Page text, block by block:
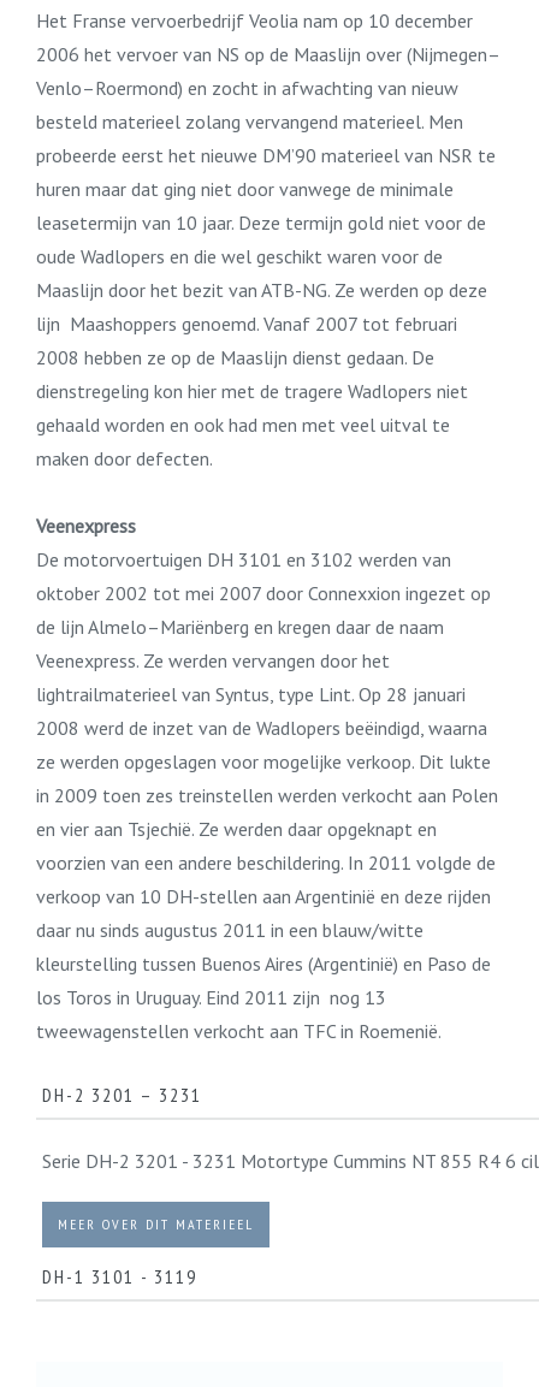
Het Franse vervoerbedrijf Veolia nam op 10 december
2006 het vervoer van NS op de Maaslijn over (Nijmegen–
Venlo–Roermond) en zocht in afwachting van nieuw
besteld materieel zolang vervangend materieel. Men
probeerde eerst het nieuwe DM’90 materieel van NSR te
huren maar dat ging niet door vanwege de minimale
leasetermijn van 10 jaar. Deze termijn gold niet voor de
oude Wadlopers en die wel geschikt waren voor de
Maaslijn door het bezit van ATB-NG. Ze werden op deze
lijn Maashoppers genoemd. Vanaf 2007 tot februari
2008 hebben ze op de Maaslijn dienst gedaan. De
dienstregeling kon hier met de tragere Wadlopers niet
gehaald worden en ook had men met veel uitval te
maken door defecten.
Veenexpress
De motorvoertuigen DH 3101 en 3102 werden van
oktober 2002 tot mei 2007 door Connexxion ingezet op
de lijn Almelo–Mariënberg en kregen daar de naam
Veenexpress. Ze werden vervangen door het
lightrailmaterieel van Syntus, type Lint. Op 28 januari
2008 werd de inzet van de Wadlopers beëindigd, waarna
ze werden opgeslagen voor mogelijke verkoop. Dit lukte
in 2009 toen zes treinstellen werden verkocht aan Polen
en vier aan Tsjechië. Ze werden daar opgeknapt en
voorzien van een andere beschildering. In 2011 volgde de
verkoop van 10 DH-stellen aan Argentinië en deze rijden
daar nu sinds augustus 2011 in een blauw/witte
kleurstelling tussen Buenos Aires (Argentinië) en Paso de
los Toros in Uruguay. Eind 2011 zijn nog 13
tweewagenstellen verkocht aan TFC in Roemenië.
DH-2 3201 – 3231
Serie DH-2 3201 - 3231 Motortype Cummins NT 855 R4 6
MEER OVER DIT MATERIEEL
DH-1 3101 - 3119